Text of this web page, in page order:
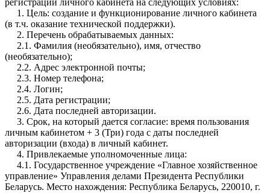
1. Цель: создание и функционирование личного кабинета
(в т.ч. оказание технической поддержки).
2. Перечень обрабатываемых данных:
2.1. Фамилия (необязательно), имя, отчество
(необязательно);
2.2. Адрес электронной почты;
2.3. Номер телефона;
2.4. Логин;
2.5. Дата регистрации;
2.6. Дата последней авторизации.
3. Срок, на который дается согласие: время пользования
личным кабинетом + 3 (Три) года с даты последней
авторизации (входа) в личный кабинет.
4. Привлекаемые уполномоченные лица:
4.1. Государственное учреждение «Главное хозяйственное
управление» Управления делами Президента Республики
Беларусь. Место нахождения: Республика Беларусь, 220010, г.